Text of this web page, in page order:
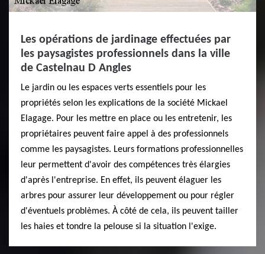
Les opérations de jardinage effectuées par
les paysagistes professionnels dans la ville
de Castelnau D Angles
Le jardin ou les espaces verts essentiels pour les
propriétés selon les explications de la société Mickael
Elagage. Pour les mettre en place ou les entretenir, les
propriétaires peuvent faire appel à des professionnels
comme les paysagistes. Leurs formations professionnelles
leur permettent d'avoir des compétences très élargies
d'après l'entreprise. En effet, ils peuvent élaguer les
arbres pour assurer leur développement ou pour régler
d'éventuels problèmes. À côté de cela, ils peuvent tailler
les haies et tondre la pelouse si la situation l'exige.